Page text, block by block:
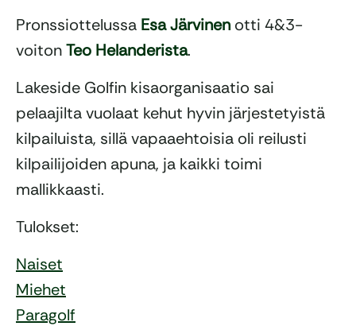
Pronssiottelussa Esa Järvinenotti 4&3-
voitonTeo Helanderista.
Lakeside Golfin kisaorganisaatio sai
pelaajilta vuolaat kehut hyvin järjestetyistä
kilpailuista, sillä vapaaehtoisia oli reilusti
kilpailijoiden apuna, ja kaikki toimi
mallikkaasti.
Tulokset:
Naiset
Miehet
Paragolf